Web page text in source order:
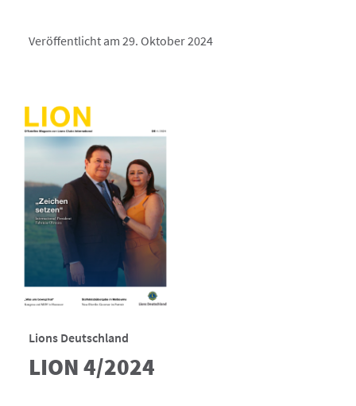
Veröffentlicht am 29. Oktober 2024
Lions Deutschland
LION 4/2024